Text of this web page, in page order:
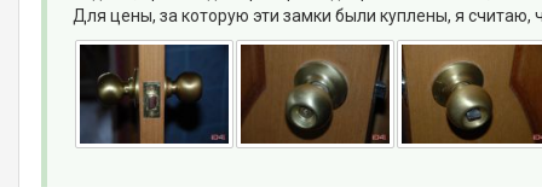
Для цены, за которую эти замки были куплены, я считаю,